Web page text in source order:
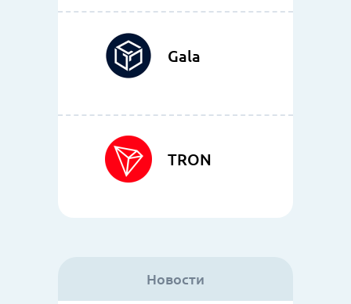
Gala
TRON
Новости